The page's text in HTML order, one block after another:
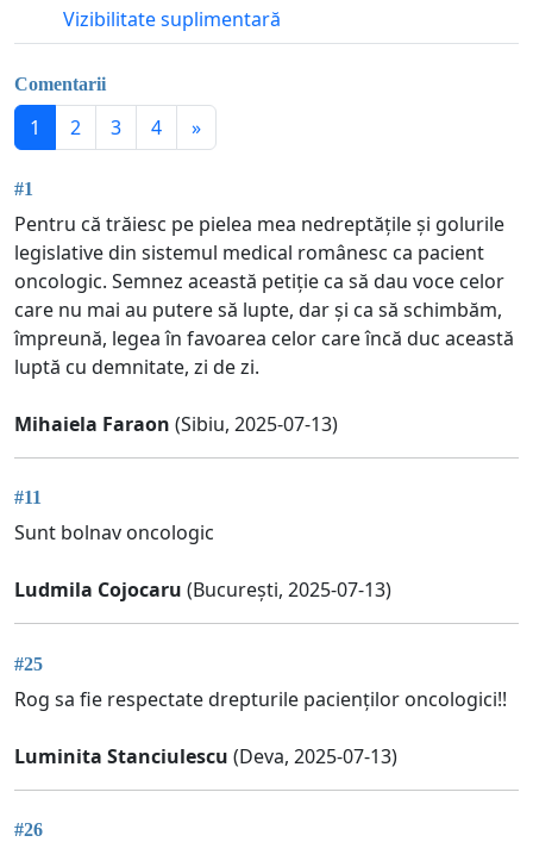
Vizibilitate suplimentară
Comentarii
1 2 3 4 »
#1
Pentru că trăiesc pe pielea mea nedreptățile și golurile
legislative din sistemul medical românesc ca pacient
oncologic. Semnez această petiție ca să dau voce celor
care nu mai au putere să lupte, dar și ca să schimbăm,
împreună, legea în favoarea celor care încă duc această
luptă cu demnitate, zi de zi.
Mihaiela Faraon (Sibiu, 2025-07-13)
#11
Sunt bolnav oncologic
Ludmila Cojocaru (București, 2025-07-13)
#25
Rog sa fie respectate drepturile pacienților oncologici!!
Luminita Stanciulescu (Deva, 2025-07-13)
#26